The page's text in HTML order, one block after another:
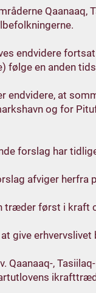
endvidere
følge en anden
endvidere, at
og for
forslag har
afviger herfra
træder først i kraft
give
Qaanaaq-,